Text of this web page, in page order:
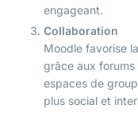
engageant.
Collaboration
Moodle favorise la
grâce aux
espaces de
plus social et